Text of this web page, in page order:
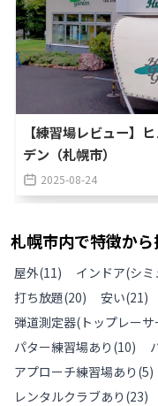
【練習場レビュー】
デン（札幌市）
2025-08-24
札幌市内で特徴から
屋外(11) インドア(シ
打ち放題(20) 安い(21)
弾道測定器(トップレー
パター練習場あり (10)
アプローチ練習場あり (5)
レンタルクラブあり (23)